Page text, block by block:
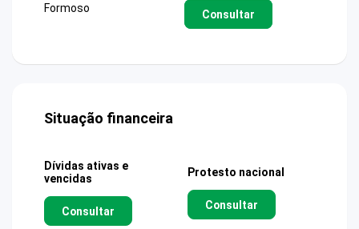
Formoso
Consultar
Situação financeira
Dívidas ativas e
vencidas
Consultar
Protesto nacional
Consultar